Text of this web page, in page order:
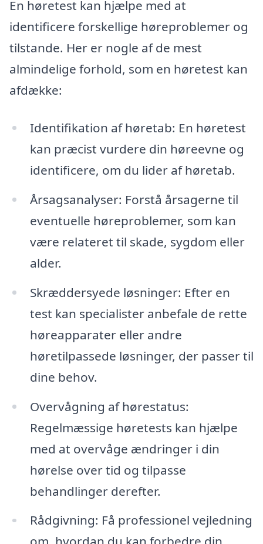
En høretest kan hjælpe med at
identificere forskellige høreproblemer og
tilstande. Her er nogle af de mest
almindelige forhold, som en høretest kan
afdække:
Identifikation af høretab: En høretest
kan præcist vurdere din høreevne og
identificere, om du lider af høretab.
Årsagsanalyser: Forstå årsagerne til
eventuelle høreproblemer, som kan
være relateret til skade, sygdom eller
alder.
Skræddersyede løsninger: Efter en
test kan specialister anbefale de rette
høreapparater eller andre
høretilpassede løsninger, der passer til
dine behov.
Overvågning af hørestatus:
Regelmæssige høretests kan hjælpe
med at overvåge ændringer i din
hørelse over tid og tilpasse
behandlinger derefter.
Rådgivning: Få professionel vejledning